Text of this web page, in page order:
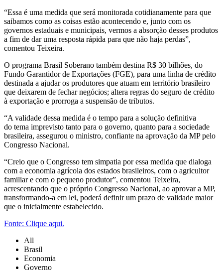
“Essa é uma medida que será monitorada cotidianamente para que
saibamos como as coisas estão acontecendo e, junto com os
governos estaduais e municipais, vermos a absorção desses produtos
a fim de dar uma resposta rápida para que não haja perdas”,
comentou Teixeira.
O programa Brasil Soberano também destina R$ 30 bilhões, do
Fundo Garantidor de Exportações (FGE), para uma linha de crédito
destinada a ajudar os produtores que atuam em território brasileiro
que deixarem de fechar negócios; altera regras do seguro de crédito
à exportação e prorroga a suspensão de tributos.
“A validade dessa medida é o tempo para a solução definitiva
do tema imprevisto tanto para o governo, quanto para a sociedade
brasileira, assegurou o ministro, confiante na aprovação da MP pelo
Congresso Nacional.
“Creio que o Congresso tem simpatia por essa medida que dialoga
com a economia agrícola dos estados brasileiros, com o agricultor
familiar e com o pequeno produtor”, comentou Teixeira,
acrescentando que o próprio Congresso Nacional, ao aprovar a MP,
transformando-a em lei, poderá definir um prazo de validade maior
que o inicialmente estabelecido.
Fonte: Clique aqui.
All
Brasil
Economia
Governo